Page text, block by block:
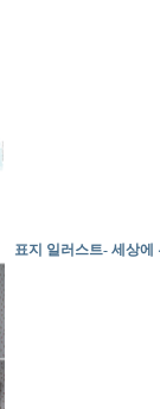
표지 일러스트- 세상